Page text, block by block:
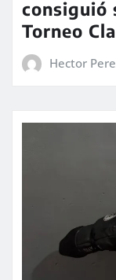
consiguió
Torneo
Hector